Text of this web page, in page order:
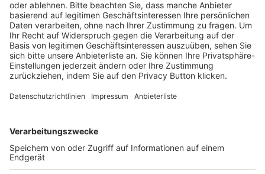
BFV-Geschäftsstellen
Trainerbörse
Login SpielPlus
FOLGE DEM BFV
TOP-VEREINE